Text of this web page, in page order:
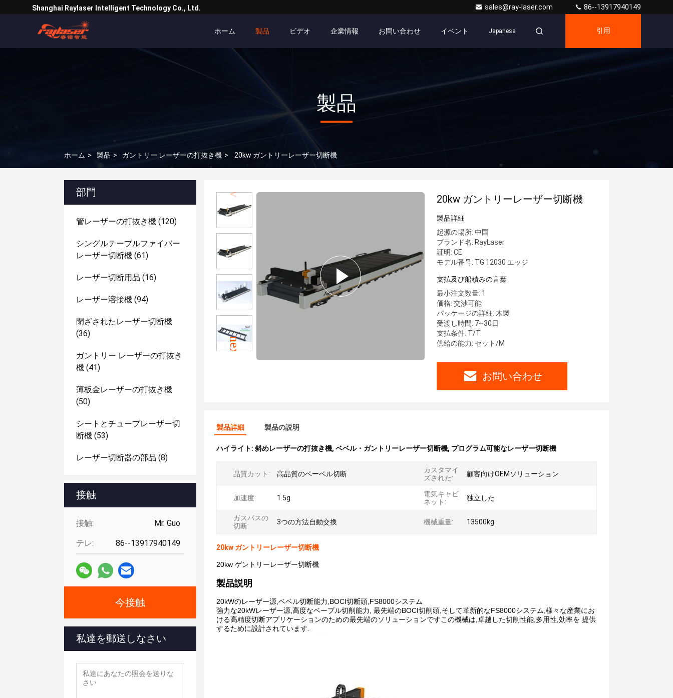
Shanghai Raylaser Intelligent Technology Co., Ltd. sales@ray-laser.com 86--13917940149
ホーム 製品 ビデオ 企業情報 お問い合わせ イベント Japanese 引用
製品
ホーム > 製品 > ガントリー レーザーの打抜き機 > 20kw ガントリーレーザー切断機
部門
管レーザーの打抜き機 (120)
シングルテーブルファイバー
レーザー切断機 (61)
レーザー切断用品 (16)
レーザー溶接機 (94)
閉ざされたレーザー切断機
(36)
ガントリー レーザーの打抜き
機 (41)
薄板金レーザーの打抜き機
(50)
シートとチューブレーザー切
断機 (53)
レーザー切断器の部品 (8)
接触
接触: Mr. Guo
テレ: 86--13917940149
今接触
私達を郵送しなさい
20kw ガントリーレーザー切断機
製品詳細
起源の場所: 中国
ブランド名: RayLaser
証明: CE
モデル番号: TG 12030 エッジ
支払及び船積みの言葉
最小注文数量: 1
価格: 交渉可能
パッケージの詳細: 木製
受渡し時間: 7~30日
支払条件: T/T
供給の能力: セット/M
お問い合わせ
製品詳細 製品の説明
ハイライト: 斜めレーザーの打抜き機, ベベル・ガントリーレーザー切断機, プログラム可能なレーザー切断機
品質カット: 高品質のベーベル切断
カスタマイ
ズされた:
顧客向けOEMソリューション
加速度: 1.5g
電気キャビ
ネット:
独立した
ガスパスの
切断:
3つの方法自動交換 機械重量: 13500kg
20kw ガントリーレーザー切断機
20kw ゲントリーレーザー切断機
製品説明
20kWのレーザー源,ベベル切断能力,BOCI切断頭,FS8000システム
強力な20kWレーザー源,高度なベーブル切削能力, 最先端のBOCI切削頭,そして革新的なFS8000システム,様々な産業にお
ける高精度切断アプリケーションのための最先端のソリューションですこの機械は,卓越した切削性能,多用性,効率を 提供
するために設計されています.